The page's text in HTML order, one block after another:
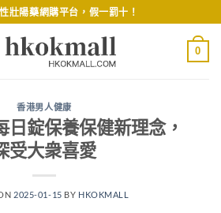
壯陽藥網購平台，假一罰十！
0
香港男人健康
日錠保養保健新理念，
受大衆喜愛
2025-01-15 BY HKOKMALL